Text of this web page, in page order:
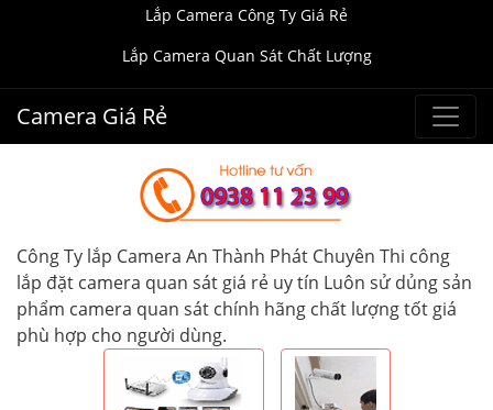
Lắp Camera Công Ty Giá Rẻ
Lắp Camera Quan Sát Chất Lượng
Camera Giá Rẻ
Công Ty lắp Camera An Thành Phát Chuyên Thi công
lắp đặt camera quan sát giá rẻ uy tín Luôn sử dủng sản
phẩm camera quan sát chính hãng chất lượng tốt giá
phù hợp cho người dùng.